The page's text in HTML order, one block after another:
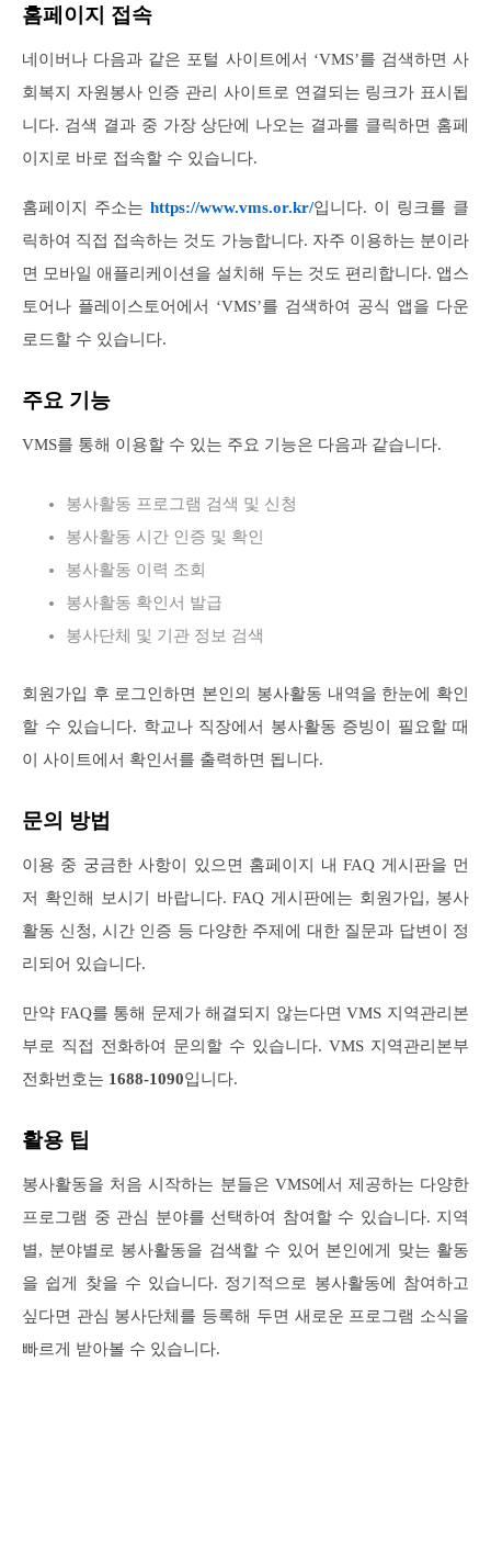
홈페이지 접속
네이버나 다음과 같은 포털 사이트에서 ‘VMS’를 검색하면 사
회복지 자원봉사 인증 관리 사이트로 연결되는 링크가 표시됩
니다. 검색 결과 중 가장 상단에 나오는 결과를 클릭하면 홈페
이지로 바로 접속할 수 있습니다.
홈페이지 주소는 https://www.vms.or.kr/입니다. 이 링크를 클
릭하여 직접 접속하는 것도 가능합니다. 자주 이용하는 분이라
면 모바일 애플리케이션을 설치해 두는 것도 편리합니다. 앱스
토어나 플레이스토어에서 ‘VMS’를 검색하여 공식 앱을 다운
로드할 수 있습니다.
주요 기능
VMS를 통해 이용할 수 있는 주요 기능은 다음과 같습니다.
봉사활동 프로그램 검색 및 신청
봉사활동 시간 인증 및 확인
봉사활동 이력 조회
봉사활동 확인서 발급
봉사단체 및 기관 정보 검색
회원가입 후 로그인하면 본인의 봉사활동 내역을 한눈에 확인
할 수 있습니다. 학교나 직장에서 봉사활동 증빙이 필요할 때
이 사이트에서 확인서를 출력하면 됩니다.
문의 방법
이용 중 궁금한 사항이 있으면 홈페이지 내 FAQ 게시판을 먼
저 확인해 보시기 바랍니다. FAQ 게시판에는 회원가입, 봉사
활동 신청, 시간 인증 등 다양한 주제에 대한 질문과 답변이 정
리되어 있습니다.
만약 FAQ를 통해 문제가 해결되지 않는다면 VMS 지역관리본
부로 직접 전화하여 문의할 수 있습니다. VMS 지역관리본부
전화번호는 1688-1090입니다.
활용 팁
봉사활동을 처음 시작하는 분들은 VMS에서 제공하는 다양한
프로그램 중 관심 분야를 선택하여 참여할 수 있습니다. 지역
별, 분야별로 봉사활동을 검색할 수 있어 본인에게 맞는 활동
을 쉽게 찾을 수 있습니다. 정기적으로 봉사활동에 참여하고
싶다면 관심 봉사단체를 등록해 두면 새로운 프로그램 소식을
빠르게 받아볼 수 있습니다.